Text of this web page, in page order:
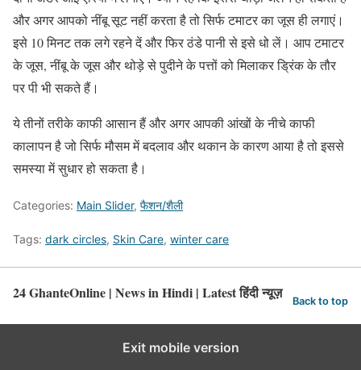
और अगर आपको नींबू सूट नहीं करता है तो सिर्फ टमाटर का जूस ही लगाएं।
इसे 10 मिनट तक लगे रहने दें और फिर ठंडे पानी से इसे धो लें। आप टमाटर
के जूस, नींबू के जूस और थोड़े से पुदीने के पत्तों को मिलाकर ड्रिंक के तौर
पर पी भी सकते हैं।
ये तीनों तरीके काफी आसान हैं और अगर आपकी आंखों के नीचे काफी
कालापन है जो सिर्फ मौसम में बदलाव और थकान के कारण आया है तो इससे
समस्या में सुधार हो सकता है।
Categories: Main Slider, फैशन/शैली
Tags: dark circles, Skin Care, winter care
24 GhanteOnline | News in Hindi | Latest हिंदी न्यूज़ Back to top
Exit mobile version